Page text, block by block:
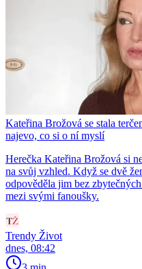
Kateřina Brožová se stala
najevo, co si o ní myslí
Herečka Kateřina Brožová si
na svůj vzhled. Když se dvě
odpověděla jim bez
mezi svými fanoušky.
Trendy Život
dnes, 08:42